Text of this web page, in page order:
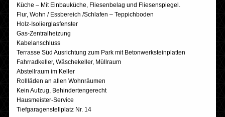
Küche – Mit Einbauküche, Fliesenbelag und Fliesenspiegel.
Flur, Wohn / Essbereich /Schlafen – Teppichboden
Holz-Isolierglasfenster
Gas-Zentralheizung
Kabelanschluss
Terrasse Süd Ausrichtung zum Park mit Betonwerksteinplatten
Fahrradkeller, Wäschekeller, Müllraum
Abstellraum im Keller
Rollläden an allen Wohnräumen
Kein Aufzug, Behindertengerecht
Hausmeister-Service
Tiefgaragenstellplatz Nr. 14